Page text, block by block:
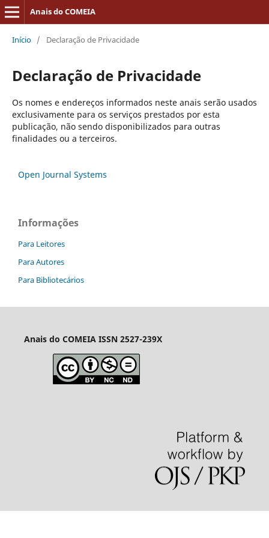
Anais do COMEIA
Início / Declaração de Privacidade
Declaração de Privacidade
Os nomes e endereços informados neste anais serão usados
exclusivamente para os serviços prestados por esta
publicação, não sendo disponibilizados para outras
finalidades ou a terceiros.
Open Journal Systems
Informações
Para Leitores
Para Autores
Para Bibliotecários
Anais do COMEIA ISSN 2527-239X